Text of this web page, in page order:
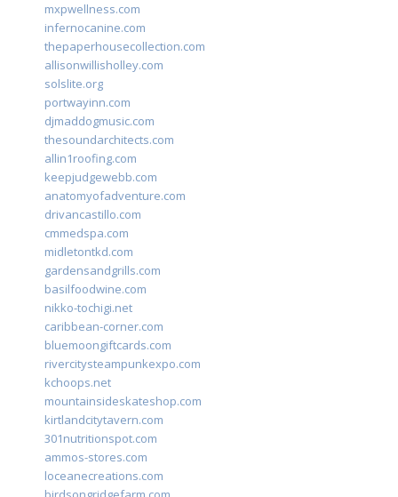
mxpwellness.com
infernocanine.com
thepaperhousecollection.com
allisonwillisholley.com
solslite.org
portwayinn.com
djmaddogmusic.com
thesoundarchitects.com
allin1roofing.com
keepjudgewebb.com
anatomyofadventure.com
drivancastillo.com
cmmedspa.com
midletontkd.com
gardensandgrills.com
basilfoodwine.com
nikko-tochigi.net
caribbean-corner.com
bluemoongiftcards.com
rivercitysteampunkexpo.com
kchoops.net
mountainsideskateshop.com
kirtlandcitytavern.com
301nutritionspot.com
ammos-stores.com
loceanecreations.com